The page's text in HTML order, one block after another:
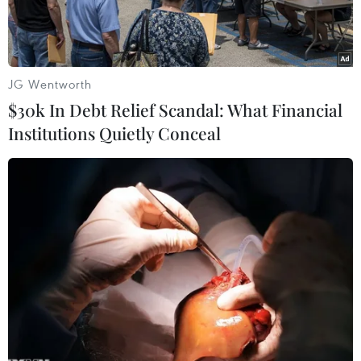
Khách tham quan triển lãm. (Ảnh: Công Mạo/TTXVN)
Ngày 25/4, tại nhà trưng bày Văn hóa Óc Eo, thị
trấn Óc Eo, huyện Thoại Sơn, Sở Thông tin và
JG Wentworth
$30k In Debt Relief Scandal: What Financial
Institutions Quietly Conceal